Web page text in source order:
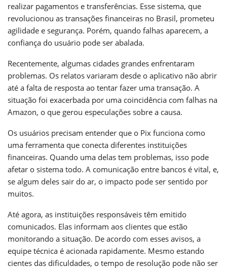
realizar pagamentos e transferências. Esse sistema, que
revolucionou as transações financeiras no Brasil, prometeu
agilidade e segurança. Porém, quando falhas aparecem, a
confiança do usuário pode ser abalada.
Recentemente, algumas cidades grandes enfrentaram
problemas. Os relatos variaram desde o aplicativo não abrir
até a falta de resposta ao tentar fazer uma transação. A
situação foi exacerbada por uma coincidência com falhas na
Amazon, o que gerou especulações sobre a causa.
Os usuários precisam entender que o Pix funciona como
uma ferramenta que conecta diferentes instituições
financeiras. Quando uma delas tem problemas, isso pode
afetar o sistema todo. A comunicação entre bancos é vital, e,
se algum deles sair do ar, o impacto pode ser sentido por
muitos.
Até agora, as instituições responsáveis têm emitido
comunicados. Elas informam aos clientes que estão
monitorando a situação. De acordo com esses avisos, a
equipe técnica é acionada rapidamente. Mesmo estando
cientes das dificuldades, o tempo de resolução pode não ser